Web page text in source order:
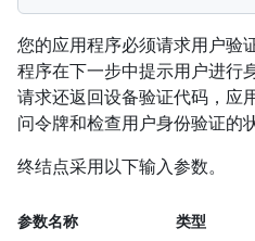
您的应用程序必须请求用户验
程序在下一步中提示用户进行
请求还返回设备验证代码，应
问令牌和检查用户身份验证的
终结点采用以下输入参数。
参数名称 类型